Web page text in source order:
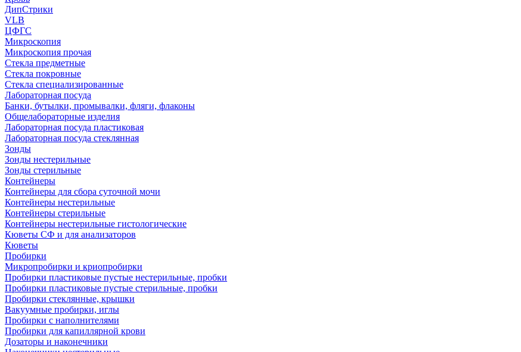
ДипСтрики
VLB
ЦФГС
Микроскопия
Микроскопия прочая
Стекла предметные
Стекла покровные
Стекла специализированные
Лабораторная посуда
Банки, бутылки, промывалки, фляги, флаконы
Общелабораторные изделия
Лабораторная посуда пластиковая
Лабораторная посуда стеклянная
Зонды
Зонды нестерильные
Зонды стерильные
Контейнеры
Контейнеры для сбора суточной мочи
Контейнеры нестерильные
Контейнеры стерильные
Контейнеры нестерильные гистологические
Кюветы СФ и для анализаторов
Кюветы
Пробирки
Микропробирки и криопробирки
Пробирки пластиковые пустые нестерильные, пробки
Пробирки пластиковые пустые стерильные, пробки
Пробирки стеклянные, крышки
Вакуумные пробирки, иглы
Пробирки с наполнителями
Пробирки для капиллярной крови
Дозаторы и наконечники